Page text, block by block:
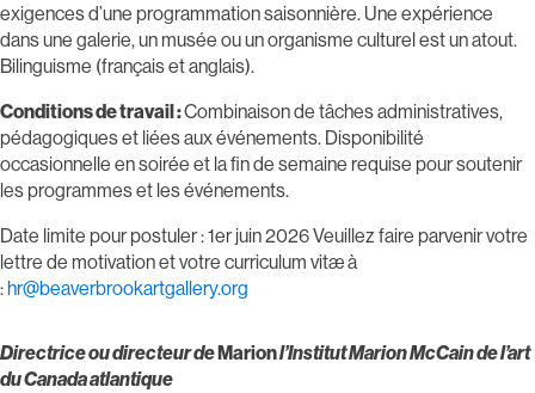
exigences d’une programmation saisonnière. Une expérience
dans une galerie, un musée ou un organisme culturel est un atout.
Bilinguisme (français et anglais).
Conditions de travail :Combinaison de tâches administratives,
pédagogiques et liées aux événements. Disponibilité
occasionnelle en soirée et la fin de semaine requise pour soutenir
les programmes et les événements.
Date limite pour postuler : 1er juin 2026 Veuillez faire parvenir votre
lettre de motivation et votre curriculum vitæ à
:hr@beaverbrookartgallery.org
Directrice ou directeur deMarionl’Institut Marion McCain de l’art
du Canada atlantique